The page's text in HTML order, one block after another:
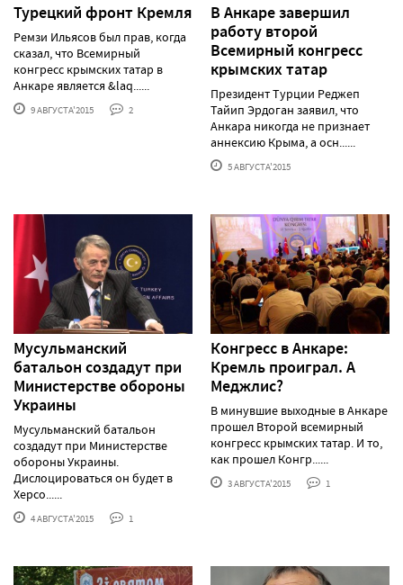
Турецкий фронт Кремля
Ремзи Ильясов был прав, когда
сказал, что Всемирный
конгресс крымских татар в
Анкаре является &laq......
9 АВГУСТА'2015 2
В Анкаре завершил
работу второй
Всемирный конгресс
крымских татар
Президент Турции Реджеп
Тайип Эрдоган заявил, что
Анкара никогда не признает
аннексию Крыма, а осн......
5 АВГУСТА'2015
Мусульманский
батальон создадут при
Министерстве обороны
Украины
Мусульманский батальон
создадут при Министерстве
обороны Украины.
Дислоцироваться он будет в
Херсо......
4 АВГУСТА'2015 1
Конгресс в Анкаре:
Кремль проиграл. А
Меджлис?
В минувшие выходные в Анкаре
прошел Второй всемирный
конгресс крымских татар. И то,
как прошел Конгр......
3 АВГУСТА'2015 1